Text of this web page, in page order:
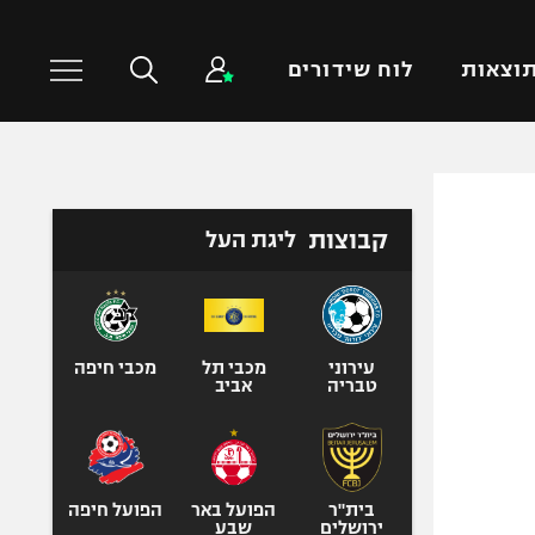
תוצאות לוח שידורים
טניס
כדורעף
ספורט אולימפי
קבוצות ליגת העל
עירוני
טבריה
מכבי תל
אביב
מכבי חיפה
בית"ר
ירושלים
הפועל באר
שבע
הפועל חיפה